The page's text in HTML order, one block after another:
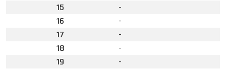
15
-
16
-
17
-
18
-
19
-